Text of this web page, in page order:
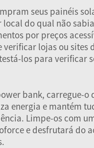
seus painéis
do qual não
por preços
lojas ou sites
los para verificar
bank, carregue-
energia e mantém
Limpe-os com
e desfrutará do